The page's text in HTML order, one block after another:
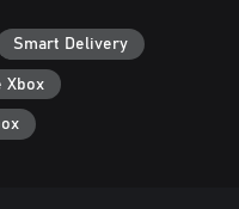
Smart Delivery
Xbox